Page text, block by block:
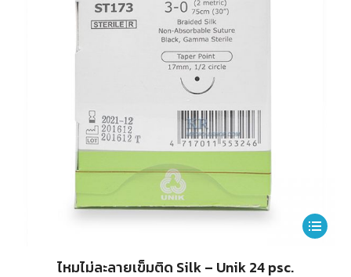
This
ไหมไม่ละลายเข็มติด Silk – Unik 24 psc.